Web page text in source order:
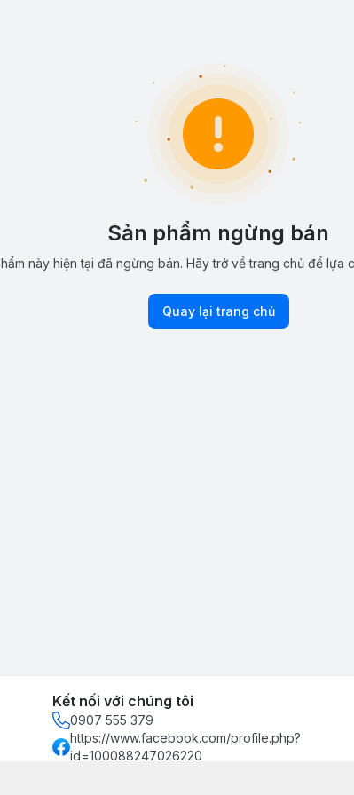
Sản phẩm ngừng bán
này hiện tại đã ngừng bán. Hãy trở về trang chủ để lựa
Quay lại trang chủ
Kết nối với chúng tôi
0907 555 379
https://www.facebook.com/profile.php?
id=100088247026220